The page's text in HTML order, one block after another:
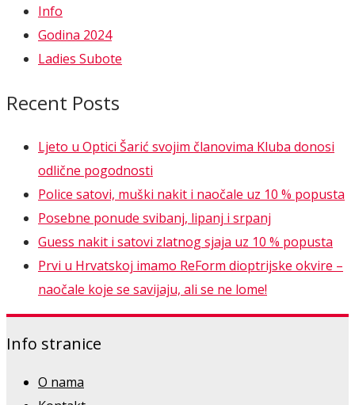
Info
Godina 2024
Ladies Subote
Recent Posts
Ljeto u Optici Šarić svojim članovima Kluba donosi
odlične pogodnosti
Police satovi, muški nakit i naočale uz 10 % popusta
Posebne ponude svibanj, lipanj i srpanj
Guess nakit i satovi zlatnog sjaja uz 10 % popusta
Prvi u Hrvatskoj imamo ReForm dioptrijske okvire –
naočale koje se savijaju, ali se ne lome!
Info stranice
O nama